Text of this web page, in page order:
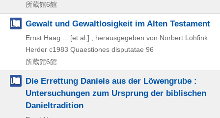
所蔵館6館
Gewalt und Gewaltlosigkeit im Alten Testament
Ernst Haag ... [et al.] ; herausgegeben von Norbert Lohfink
Herder c1983 Quaestiones disputatae 96
所蔵館6館
Die Errettung Daniels aus der Löwengrube :
Untersuchungen zum Ursprung der biblischen
Danieltradition